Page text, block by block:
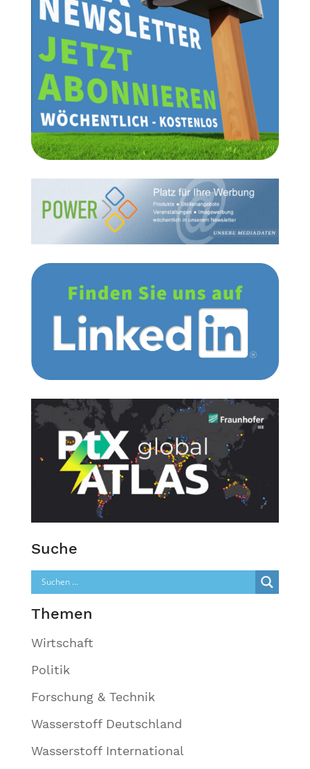
Suche
Themen
Wirtschaft
Politik
Forschung & Technik
Wasserstoff Deutschland
Wasserstoff International